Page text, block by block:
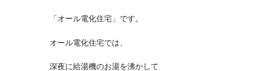
「オール電化住宅」です。
オール電化住宅では、
深夜に給湯機のお湯を沸かして